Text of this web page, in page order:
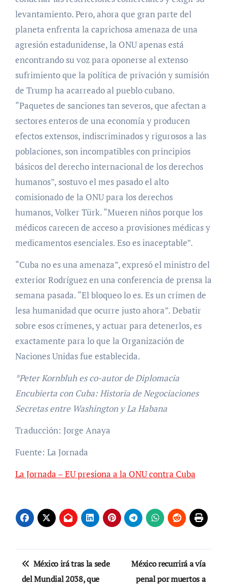
levantamiento. Pero, ahora que gran parte del
planeta enfrenta la caprichosa amenaza de una
agresión estadunidense, la ONU apenas está
encontrando su voz para oponerse al extenso
sufrimiento que la política de privación y sumisión
de Trump ha acarreado al pueblo cubano.
“Paquetes de sanciones tan severos, que afectan a
sectores enteros de una economía y producen
efectos extensos, indiscriminados y rigurosos a las
poblaciones, son incompatibles con principios
básicos del derecho internacional de los derechos
humanos”, sostuvo el mes pasado el alto
comisionado de la ONU para los derechos
humanos, Volker Türk. “Mueren niños porque los
médicos carecen de acceso a provisiones médicas y
medicamentos esenciales. Eso es inaceptable”.
“Cuba no es una amenaza”, expresó el ministro del
exterior Rodríguez en una conferencia de prensa la
semana pasada. “El bloqueo lo es. Es un crimen de
lesa humanidad que ocurre justo ahora”. Debatir
sobre esos crímenes, y actuar para detenerlos, es
exactamente para lo que la Organización de
Naciones Unidas fue establecida.
*Peter Kornbluh es co-autor de Diplomacia
Encubierta con Cuba: Historia de Negociaciones
Secretas entre Washington y La Habana
Traducción: Jorge Anaya
Fuente: La Jornada
La Jornada – EU presiona a la ONU contra Cuba
Navegación
de
México irá tras la sede
del Mundial 2038, que
México recurrirá a vía
penal por muertos a